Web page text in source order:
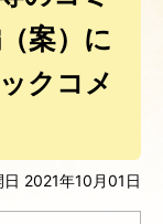
案）に
クコメ
日 2021年10月01日